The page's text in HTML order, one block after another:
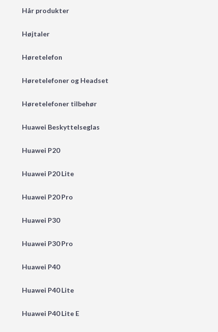
Hår produkter
Højtaler
Høretelefon
Høretelefoner og Headset
Høretelefoner tilbehør
Huawei Beskyttelseglas
Huawei P20
Huawei P20 Lite
Huawei P20 Pro
Huawei P30
Huawei P30 Pro
Huawei P40
Huawei P40 Lite
Huawei P40 Lite E